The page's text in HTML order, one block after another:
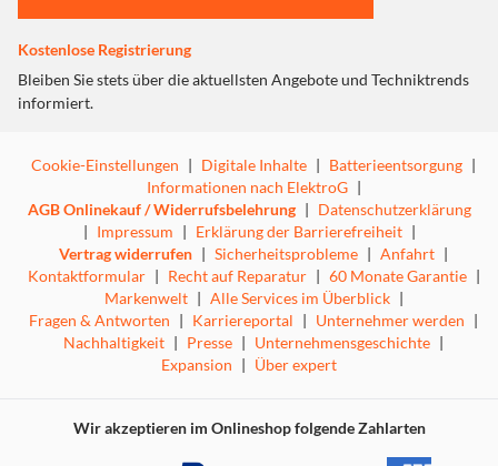
Kostenlose Registrierung
Bleiben Sie stets über die aktuellsten Angebote und Techniktrends
informiert.
Cookie-Einstellungen | Digitale Inhalte | Batterieentsorgung |
Informationen nach ElektroG |
AGB Onlinekauf / Widerrufsbelehrung | Datenschutzerklärung
| Impressum | Erklärung der Barrierefreiheit |
Vertrag widerrufen | Sicherheitsprobleme | Anfahrt |
Kontaktformular | Recht auf Reparatur | 60 Monate Garantie |
Markenwelt | Alle Services im Überblick |
Fragen & Antworten | Karriereportal | Unternehmer werden |
Nachhaltigkeit | Presse | Unternehmensgeschichte |
Expansion | Über expert
Wir akzeptieren im Onlineshop folgende Zahlarten